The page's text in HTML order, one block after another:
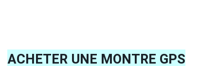
ACHETER UNE MONTRE GPS